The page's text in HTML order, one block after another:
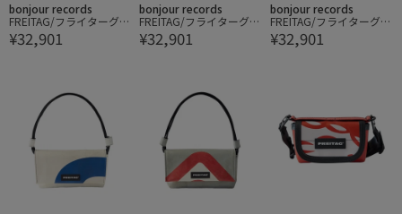
bonjour records
FREITAG/フライターグ L
AURA SHOULDER BAG S
¥32,901
bonjour records
FREITAG/フライターグ L
AURA SHOULDER BAG S
MALL
¥32,901
bonjour records
FREITAG/フライターグ L
AURA SHOULDER BAG S
MALL
¥32,901